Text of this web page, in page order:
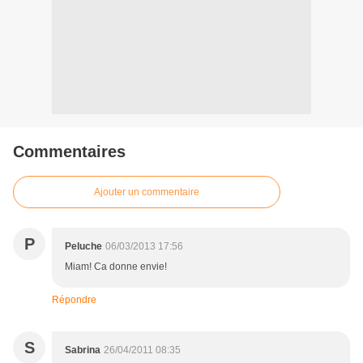
Commentaires
Ajouter un commentaire
P Peluche 06/03/2013 17:56
Miam! Ca donne envie!
Répondre
S Sabrina 26/04/2011 08:35